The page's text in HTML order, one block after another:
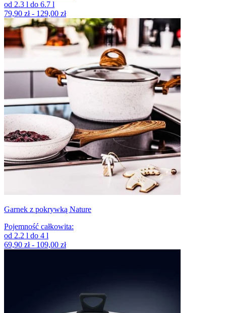
od 2.3 l do 6.7 l
79,90 zł - 129,00 zł
Garnek z pokrywką Nature
Pojemność całkowita:
od 2.2 l do 4 l
69,90 zł - 109,00 zł